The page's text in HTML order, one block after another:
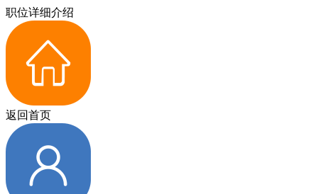
职位详细介绍
返回首页